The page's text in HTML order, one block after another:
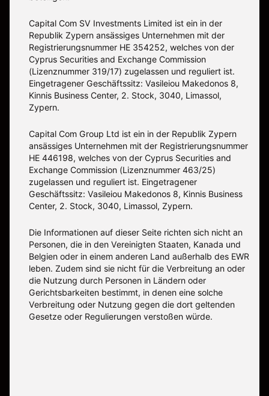
Capital Com SV Investments Limited ist ein in der
Republik Zypern ansässiges Unternehmen mit der
Registrierungsnummer HE 354252, welches von der
Cyprus Securities and Exchange Commission
(Lizenznummer 319/17) zugelassen und reguliert ist.
Eingetragener Geschäftssitz: Vasileiou Makedonos 8,
Kinnis Business Center, 2. Stock, 3040, Limassol,
Zypern.
Capital Com Group Ltd ist ein in der Republik Zypern
ansässiges Unternehmen mit der Registrierungsnummer
ΗΕ 446198, welches von der Cyprus Securities and
Exchange Commission (Lizenznummer 463/25)
zugelassen und reguliert ist. Eingetragener
Geschäftssitz: Vasileiou Makedonos 8, Kinnis Business
Center, 2. Stock, 3040, Limassol, Zypern.
Die Informationen auf dieser Seite richten sich nicht an
Personen, die in den Vereinigten Staaten, Kanada und
Belgien oder in einem anderen Land außerhalb des EWR
leben. Zudem sind sie nicht für die Verbreitung an oder
die Nutzung durch Personen in Ländern oder
Gerichtsbarkeiten bestimmt, in denen eine solche
Verbreitung oder Nutzung gegen die dort geltenden
Gesetze oder Regulierungen verstoßen würde.